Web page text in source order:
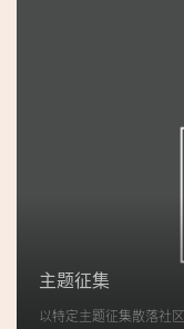
主题征集
以特定主题征集散落社